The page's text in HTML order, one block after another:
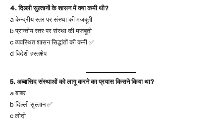
4. दिल्ली सुल्तानों के शासन में क्या कमी थी?
a केन्द्रीय स्तर पर संस्था की मजबूती
b प्रान्तीय स्तर पर संस्था की मजबूती
c व्यवस्थित शासन सिद्धांतों की कमी ✅
d विदेशी हस्तक्षेप
5. अब्बासिद संस्थाओं को लागू करने का प्रयास किसने किया था?
a बाबर
b दिल्ली सुल्तान ✅
c लोदी